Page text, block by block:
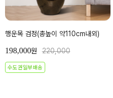
행운목 검정(총높이 약110cm내외)
198,000원 220,000
수도권일부배송